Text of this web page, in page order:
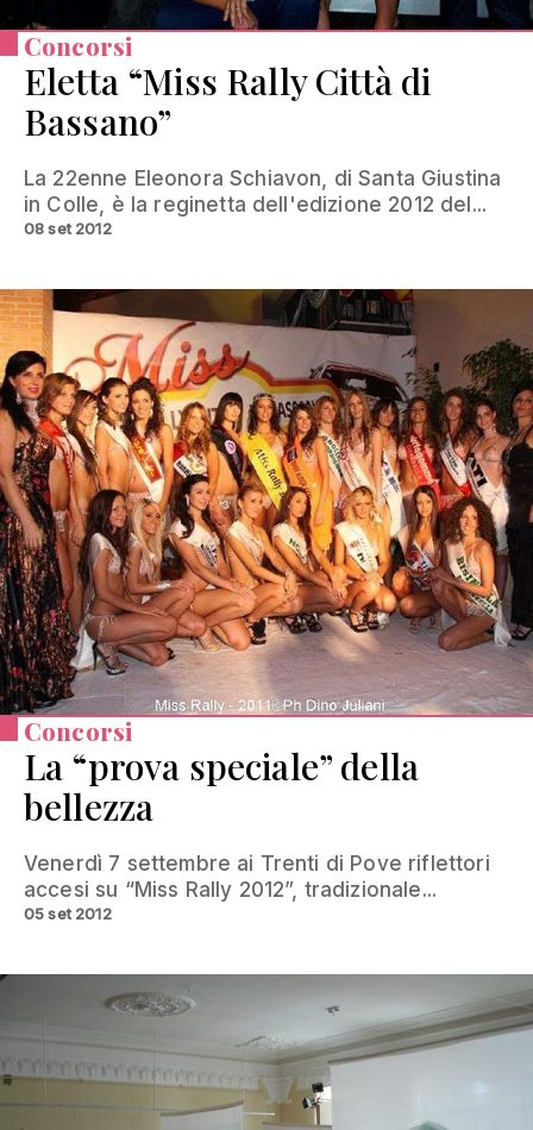
Concorsi
Eletta “Miss Rally Città di
Bassano”
La 22enne Eleonora Schiavon, di Santa Giustina
in Colle, è la reginetta dell'edizione 2012 del...
08 set 2012
Concorsi
La “prova speciale” della
bellezza
Venerdì 7 settembre ai Trenti di Pove riflettori
accesi su “Miss Rally 2012”, tradizionale...
05 set 2012